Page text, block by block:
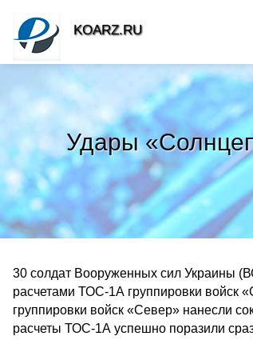
Удары
30 солдат Вооруженных сил Украины
расчетами ТОС-1А группировки войск
группировки войск «Север» нанесли
расчеты ТОС-1А успешно поразили
KOARZ.RU